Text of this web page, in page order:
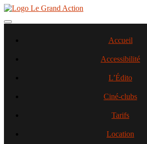
Aller
contenu
Toggle navigation
Accueil
Accessibilité
L’Édito
Ciné-clubs
Tarifs
Location